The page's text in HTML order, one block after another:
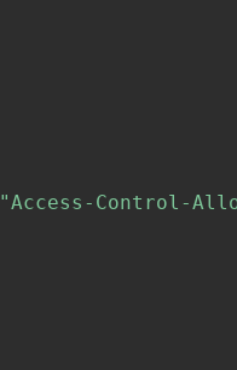
"Access-Control-